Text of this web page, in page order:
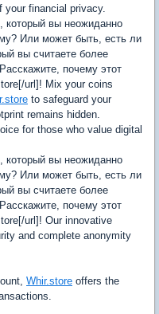
your financial privacy.
вы неожиданно
Или может быть, есть ли
вы считаете более
почему этот
url]! Mix your coins
to safeguard your
remains hidden.
for those who value digital
вы неожиданно
Или может быть, есть ли
вы считаете более
почему этот
url]! Our innovative
and complete anonymity
Whir.store offers the